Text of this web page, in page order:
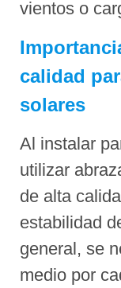
vientos o
calidad
solares
Al instalar
utilizar
de alta
estabilidad
general, se
medio por